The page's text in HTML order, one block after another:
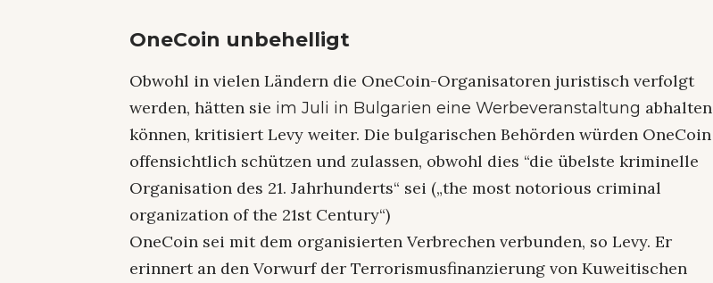
OneCoin unbehelligt
Obwohl in vielen Ländern die OneCoin-Organisatoren juristisch verfolgt
werden, hätten sie im Juli in Bulgarien eine Werbeveranstaltung abhalten
können, kritisiert Levy weiter. Die bulgarischen Behörden würden OneCoin
offensichtlich schützen und zulassen, obwohl dies “die übelste kriminelle
Organisation des 21. Jahrhunderts“ sei („the most notorious criminal
organization of the 21st Century“)
OneCoin sei mit dem organisierten Verbrechen verbunden, so Levy. Er
erinnert an den Vorwurf der Terrorismusfinanzierung von Kuweitischen